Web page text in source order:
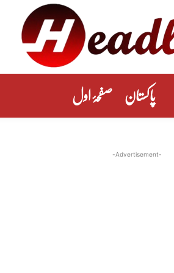
پاکستان صفحۂ اول
-Advertisement-